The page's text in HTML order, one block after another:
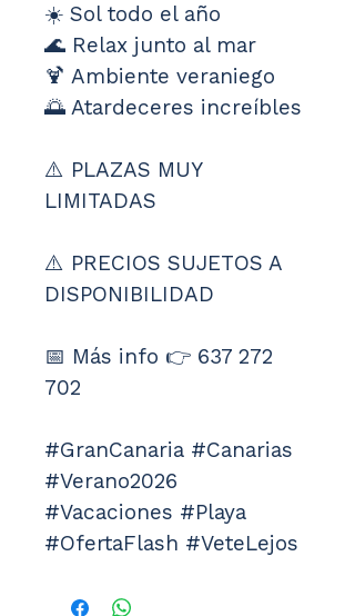
☀️ Sol todo el año
🌊 Relax junto al mar
🍹 Ambiente veraniego
🌅 Atardeceres increíbles
⚠️ PLAZAS MUY
LIMITADAS
⚠️ PRECIOS SUJETOS A
DISPONIBILIDAD
📅 Más info 👉 637 272
702
#GranCanaria #Canarias
#Verano2026
#Vacaciones #Playa
#OfertaFlash #VeteLejos